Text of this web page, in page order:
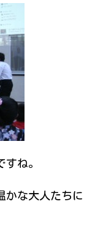
ね。
かな大人たちに